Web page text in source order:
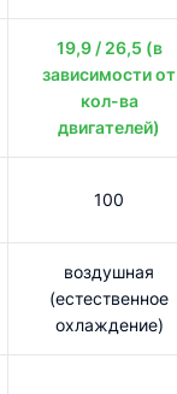
19,9 / 26,5 (в
зависимости от
кол-ва
двигателей)
100
воздушная
(естественное
охлаждение)